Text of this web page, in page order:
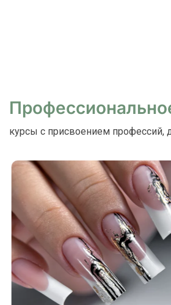
курсы с присвоением профессий,